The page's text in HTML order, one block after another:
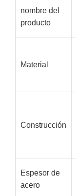
nombre del
producto
Material
Construcción
Espesor de
acero